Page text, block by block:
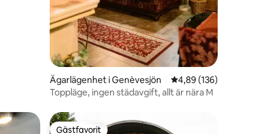
Ägarlägenhet i Genèvesjön 4,89 av 5 i
4,89 (136)
Toppläge, ingen städavgift, allt är nära M
Gästfavorit